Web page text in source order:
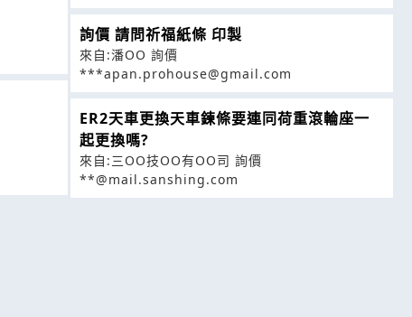
詢價 請問祈福紙條 印製
來自:潘OO 詢價
***apan.prohouse@gmail.com
ER2天車更換天車鍊條要連同荷重滾輪座一
起更換嗎?
來自:三OO技OO有OO司 詢價
**@mail.sanshing.com